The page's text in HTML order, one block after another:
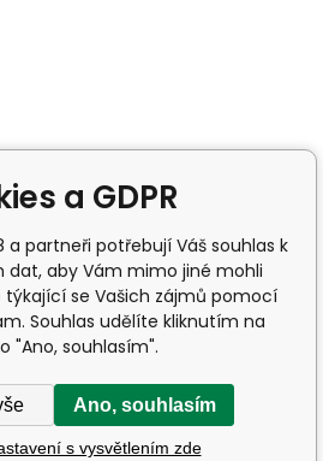
a GDPR
a partneři potřebují Váš souhlas k
dat, aby Vám mimo jiné mohli
se Vašich zájmů pomocí
Souhlas udělíte kliknutím na
"Ano, souhlasím".
Ano, souhlasím
s vysvětlením zde